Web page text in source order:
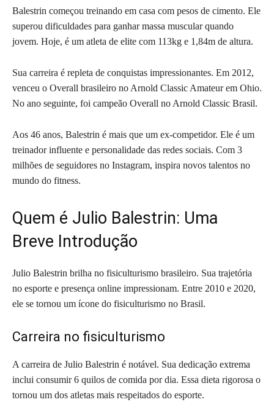
Balestrin começou treinando em casa com pesos de cimento. Ele
superou dificuldades para ganhar massa muscular quando
jovem. Hoje, é um atleta de elite com 113kg e 1,84m de altura.
Sua carreira é repleta de conquistas impressionantes. Em 2012,
venceu o Overall brasileiro no Arnold Classic Amateur em Ohio.
No ano seguinte, foi campeão Overall no Arnold Classic Brasil.
Aos 46 anos, Balestrin é mais que um ex-competidor. Ele é um
treinador influente e personalidade das redes sociais. Com 3
milhões de seguidores no Instagram, inspira novos talentos no
mundo do fitness.
Quem é Julio Balestrin: Uma
Breve Introdução
Julio Balestrin brilha no fisiculturismo brasileiro. Sua trajetória
no esporte e presença online impressionam. Entre 2010 e 2020,
ele se tornou um ícone do fisiculturismo no Brasil.
Carreira no fisiculturismo
A carreira de Julio Balestrin é notável. Sua dedicação extrema
inclui consumir 6 quilos de comida por dia. Essa dieta rigorosa o
tornou um dos atletas mais respeitados do esporte.